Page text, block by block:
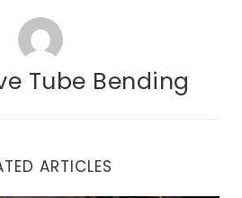
Tube Bending
ARTICLES